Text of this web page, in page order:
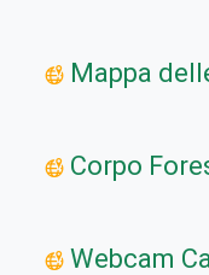
Mappa
Corpo
Webcam